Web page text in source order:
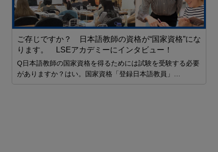
ご存じですか？ 日本語教師の資格が“国家資格”にな
ります。 LSEアカデミーにインタビュー！
Q日本語教師の国家資格を得るためには試験を受験する必要
がありますか？はい。国家資格「登録日本語教員」…